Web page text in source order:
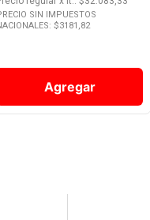
SIN IMPUESTOS
$3181,82
Agregar